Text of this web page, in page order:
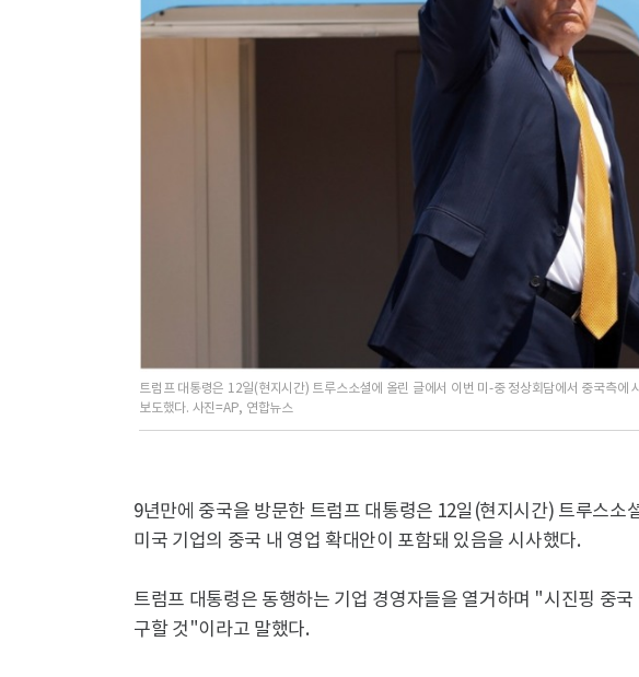
트럼프 대통령은 12일(현지시간) 트루스소셜에 올린 글에서 이번 미-중 정상회담에서 중국측에
보도했다. 사진=AP, 연합뉴스
9년만에 중국을 방문한 트럼프 대통령은 12일(현지시간) 트루스소
미국 기업의 중국 내 영업 확대안이 포함돼 있음을 시사했다.
트럼프 대통령은 동행하는 기업 경영자들을 열거하며 "시진핑 중
구할 것"이라고 말했다.